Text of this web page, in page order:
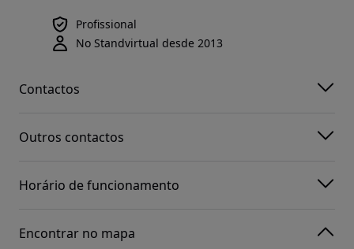
Profissional
No Standvirtual desde 2013
Contactos
Outros contactos
Horário de funcionamento
Encontrar no mapa